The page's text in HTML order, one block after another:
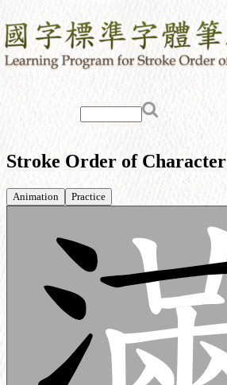
Stroke Order of Character
Animation Practice